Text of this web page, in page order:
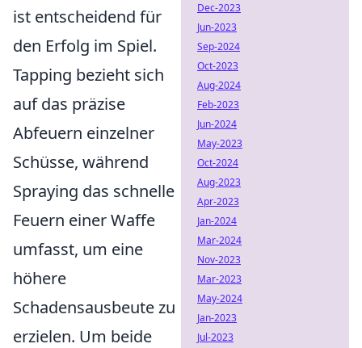
ist entscheidend für
den Erfolg im Spiel.
Tapping bezieht sich
auf das präzise
Abfeuern einzelner
Schüsse, während
Spraying das schnelle
Feuern einer Waffe
umfasst, um eine
höhere
Schadensausbeute zu
erzielen. Um beide
Dec-2023
Jun-2023
Sep-2024
Oct-2023
Aug-2024
Feb-2023
Jun-2024
May-2023
Oct-2024
Aug-2023
Apr-2023
Jan-2024
Mar-2024
Nov-2023
Mar-2023
May-2024
Jan-2023
Jul-2023